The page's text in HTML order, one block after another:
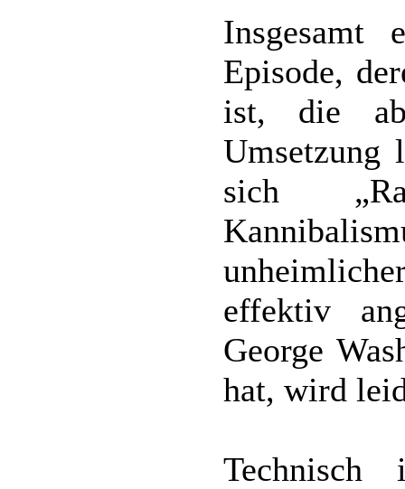
Insgesamt
Episode,
ist, die
Umsetzung
sich
effektiv
George
hat, wird
Technisch